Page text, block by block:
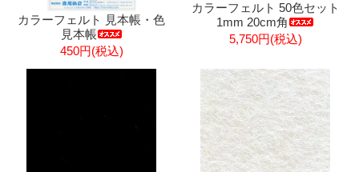
カラーフェルト 見本帳・色
見本帳
450円(税込)
カラーフェルト 50色セット
1mm 20cm角
5,750円(税込)